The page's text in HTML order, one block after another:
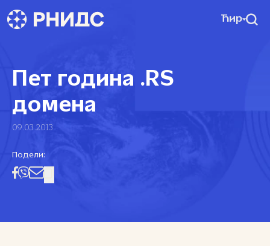
Ћир
Пет година .RS
домена
09.03.2013
Подели: